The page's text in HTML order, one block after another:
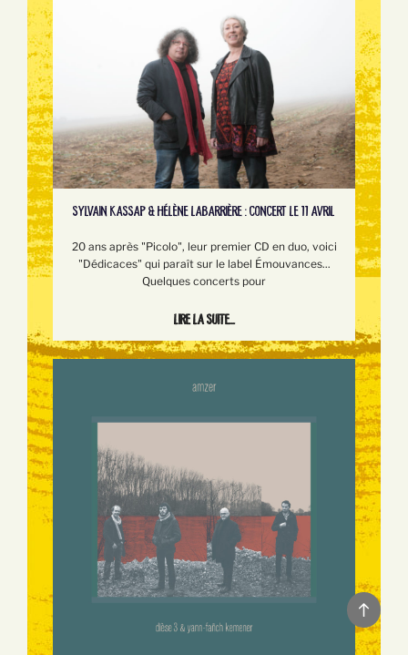
SYLVAIN KASSAP & HÉLÈNE LABARRIÈRE : CONCERT LE 11 AVRIL
20 ans après "Picolo", leur premier CD en duo, voici
"Dédicaces" qui paraît sur le label Émouvances...
Quelques concerts pour
Lire la suite...
Back
to